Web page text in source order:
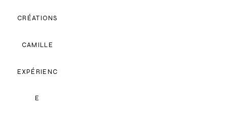
CRÉATIONS
CAMILLE
EXPÉRIENC
E